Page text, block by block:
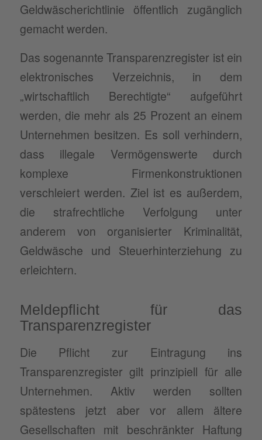
Geldwäscherichtlinie öffentlich zugänglich
gemacht werden.
Das sogenannte Transparenzregister ist ein
elektronisches Verzeichnis, in dem
„wirtschaftlich Berechtigte“ aufgeführt
werden, die mehr als 25 Prozent an einem
Unternehmen besitzen. Es soll verhindern,
dass illegale Vermögenswerte durch
komplexe Firmenkonstruktionen
verschleiert werden. Ziel ist es außerdem,
die strafrechtliche Verfolgung unter
anderem von organisierter Kriminalität,
Geldwäsche und Steuerhinterziehung zu
erleichtern.
Meldepflicht für das
Transparenzregister
Die Pflicht zur Eintragung ins
Transparenzregister gilt prinzipiell für alle
Unternehmen. Aktiv werden sollten
spätestens jetzt aber vor allem ältere
Gesellschaften mit beschränkter Haftung